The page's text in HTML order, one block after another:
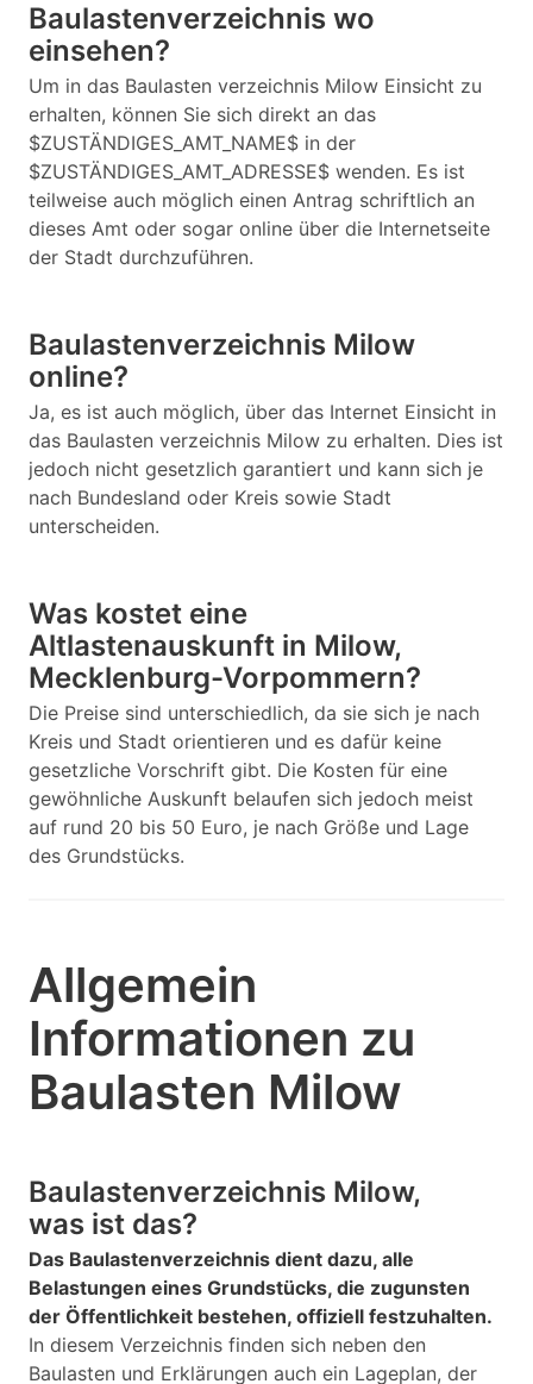
Baulastenverzeichnis wo
einsehen?
Um in das Baulasten verzeichnis Milow Einsicht zu
erhalten, können Sie sich direkt an das
$ZUSTÄNDIGES_AMT_NAME$ in der
$ZUSTÄNDIGES_AMT_ADRESSE$ wenden. Es ist
teilweise auch möglich einen Antrag schriftlich an
dieses Amt oder sogar online über die Internetseite
der Stadt durchzuführen.
Baulastenverzeichnis Milow
online?
Ja, es ist auch möglich, über das Internet Einsicht in
das Baulasten verzeichnis Milow zu erhalten. Dies ist
jedoch nicht gesetzlich garantiert und kann sich je
nach Bundesland oder Kreis sowie Stadt
unterscheiden.
Was kostet eine
Altlastenauskunft in Milow,
Mecklenburg-Vorpommern?
Die Preise sind unterschiedlich, da sie sich je nach
Kreis und Stadt orientieren und es dafür keine
gesetzliche Vorschrift gibt. Die Kosten für eine
gewöhnliche Auskunft belaufen sich jedoch meist
auf rund 20 bis 50 Euro, je nach Größe und Lage
des Grundstücks.
Allgemein
Informationen zu
Baulasten Milow
Baulastenverzeichnis Milow,
was ist das?
Das Baulastenverzeichnis dient dazu, alle
Belastungen eines Grundstücks, die zugunsten
der Öffentlichkeit bestehen, offiziell festzuhalten.
In diesem Verzeichnis finden sich neben den
Baulasten und Erklärungen auch ein Lageplan, der